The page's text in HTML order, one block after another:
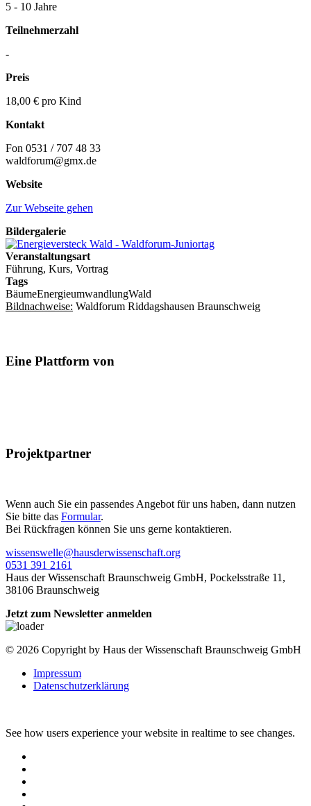
5 - 10 Jahre
Teilnehmerzahl
-
Preis
18,00 € pro Kind
Kontakt
Fon 0531 / 707 48 33
waldforum@gmx.de
Website
Zur Webseite gehen
Bildergalerie
Veranstaltungsart
Führung, Kurs, Vortrag
Tags
BäumeEnergieumwandlungWald
Bildnachweise: Waldforum Riddagshausen Braunschweig
Eine Plattform von
Projektpartner
Wenn auch Sie ein passendes Angebot für uns haben, dann nutzen
Sie bitte das Formular.
Bei Rückfragen können Sie uns gerne kontaktieren.
wissenswelle@hausderwissenschaft.org
0531 391 2161
Haus der Wissenschaft Braunschweig GmbH, Pockelsstraße 11,
38106 Braunschweig
Jetzt zum Newsletter anmelden
© 2026 Copyright by Haus der Wissenschaft Braunschweig GmbH
Impressum
Datenschutzerklärung
See how users experience your website in realtime to see changes.